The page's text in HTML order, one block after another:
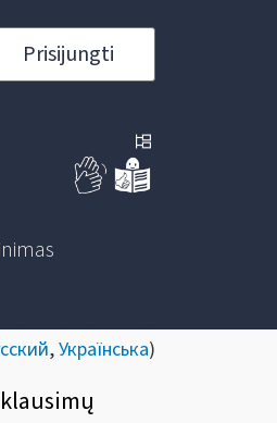
Prisijungti
,Українська)